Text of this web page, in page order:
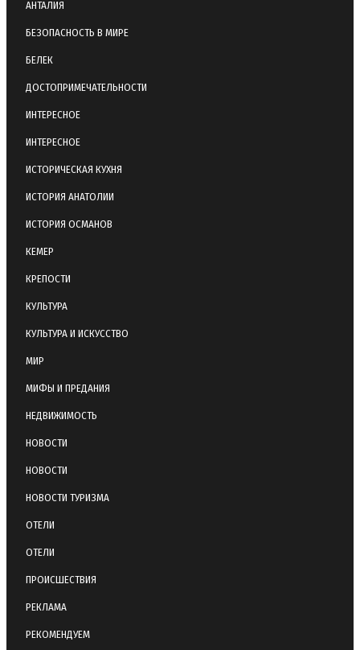
АНТАЛИЯ
БЕЗОПАСНОСТЬ В МИРЕ
БЕЛЕК
ДОСТОПРИМЕЧАТЕЛЬНОСТИ
ИНТЕРЕСНОЕ
ИНТЕРЕСНОЕ
ИСТОРИЧЕСКАЯ КУХНЯ
ИСТОРИЯ АНАТОЛИИ
ИСТОРИЯ ОСМАНОВ
КЕМЕР
КРЕПОСТИ
КУЛЬТУРА
КУЛЬТУРА И ИСКУССТВО
МИР
МИФЫ И ПРЕДАНИЯ
НЕДВИЖИМОСТЬ
НОВОСТИ
НОВОСТИ
НОВОСТИ ТУРИЗМА
ОТЕЛИ
ОТЕЛИ
ПРОИСШЕСТВИЯ
РЕКЛАМА
РЕКОМЕНДУЕМ